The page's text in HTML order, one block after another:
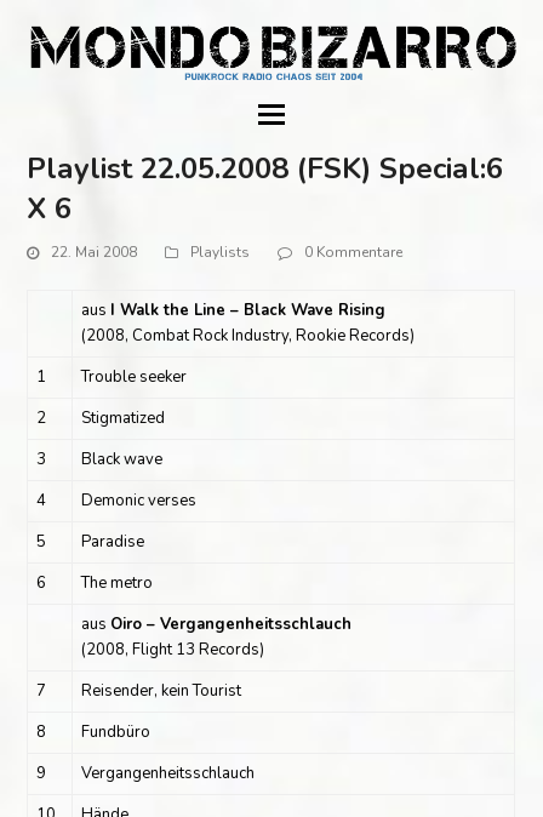
Playlist 22.05.2008 (FSK) Special:6
X 6
22. Mai 2008 Playlists 0 Kommentare
aus I Walk the Line – Black Wave Rising
(2008, Combat Rock Industry, Rookie Records)
1
Trouble seeker
2
Stigmatized
3
Black wave
4
Demonic verses
5
Paradise
6
The metro
aus Oiro – Vergangenheitsschlauch
(2008, Flight 13 Records)
7
Reisender, kein Tourist
8
Fundbüro
9
Vergangenheitsschlauch